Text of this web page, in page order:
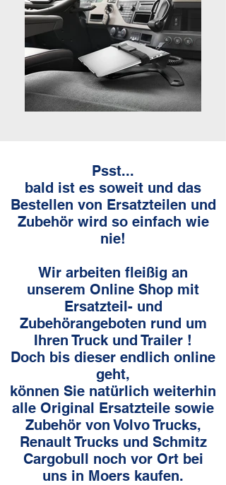
Psst...
bald ist es soweit und das
Bestellen von Ersatzteilen und
Zubehör wird so einfach wie
nie!
Wir arbeiten fleißig an
unserem Online Shop mit
Ersatzteil- und
Zubehörangeboten rund um
Ihren Truck und Trailer !
Doch bis dieser endlich online
geht,
können Sie natürlich weiterhin
alle Original Ersatzteile sowie
Zubehör von Volvo Trucks,
Renault Trucks und Schmitz
Cargobull noch vor Ort bei
uns in Moers kaufen.